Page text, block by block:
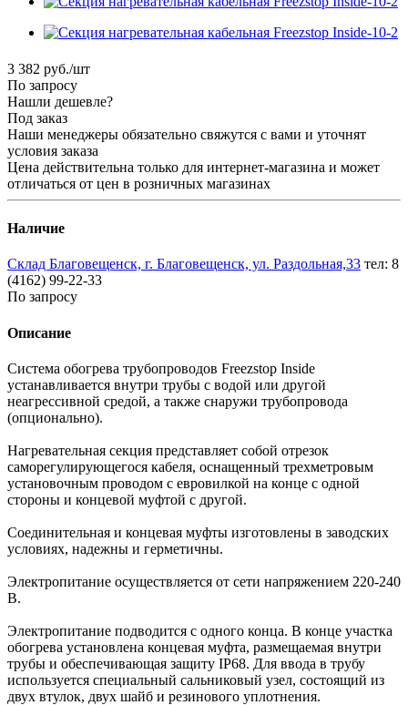
3 382 руб./шт
По запросу
Нашли дешевле?
Под заказ
Наши менеджеры обязательно свяжутся с вами и уточнят
условия заказа
Цена действительна только для интернет-магазина и может
отличаться от цен в розничных магазинах
Наличие
Склад Благовещенск, г. Благовещенск, ул. Раздольная,33 тел: 8
(4162) 99-22-33
По запросу
Описание
Система обогрева трубопроводов Freezstop Inside
устанавливается внутри трубы с водой или другой
неагрессивной средой, а также снаружи трубопровода
(опционально).
Нагревательная секция представляет собой отрезок
саморегулирующегося кабеля, оснащенный трехметровым
установочным проводом с евровилкой на конце с одной
стороны и концевой муфтой с другой.
Соединительная и концевая муфты изготовлены в заводских
условиях, надежны и герметичны.
Электропитание осуществляется от сети напряжением 220-240
В.
Электропитание подводится с одного конца. В конце участка
обогрева установлена концевая муфта, размещаемая внутри
трубы и обеспечивающая защиту IP68. Для ввода в трубу
используется специальный cальниковый узел, состоящий из
двух втулок, двух шайб и резинового уплотнения.